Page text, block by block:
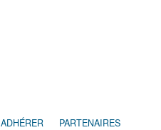
ADHÉRER PARTENAIRES